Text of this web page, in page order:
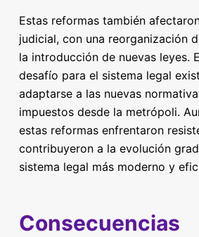
Estas reformas también
judicial, con una reorganización
la introducción de nuevas leyes.
desafío para el sistema legal
adaptarse a las nuevas
impuestos desde la metrópoli.
estas reformas enfrentaron
contribuyeron a la evolución
sistema legal más moderno y
Consecuencias